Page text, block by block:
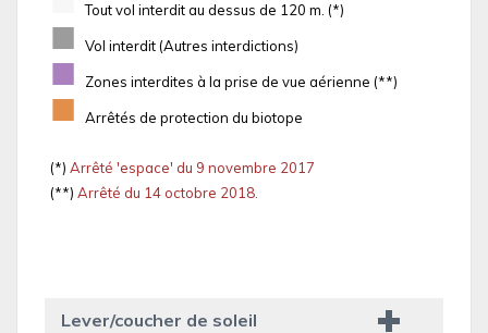
Tout vol interdit au dessus de 120 m. (*)
■ Vol interdit (Autres interdictions)
■ Zones interdites à la prise de vue aérienne (**)
■ Arrêtés de protection du biotope
(*) Arrêté 'espace' du 9 novembre 2017
(**) Arrêté du 14 octobre 2018.
Lever/coucher de soleil